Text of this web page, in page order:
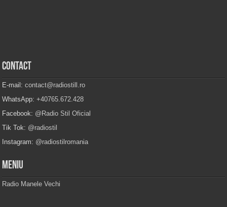
Contact
E-mail:contact@radiostill.ro
WhatsApp:+40765.672.428
Facebook: @Radio Stil Oficial
Tik Tok: @radiostil
Instagram: @radiostilromania
Meniu
Radio Manele Vechi